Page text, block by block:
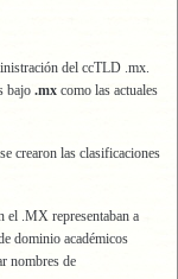
del ccTLD .mx.
bajo .mx como las actuales
crearon las clasificaciones
el .MX representaban a
dominio académicos
nombres de